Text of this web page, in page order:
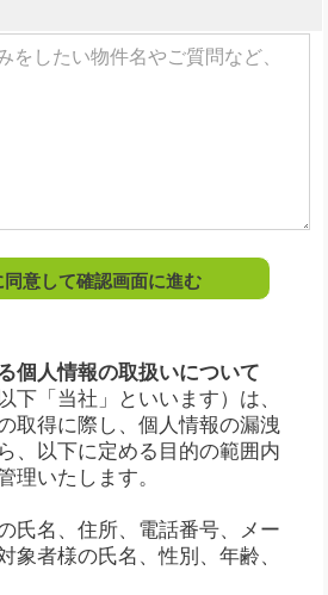
意して確認画面に進む
個人情報の取扱いについて
下「当社」といいます）は、
取得に際し、個人情報の漏洩
、以下に定める目的の範囲内
理いたします。
氏名、住所、電話番号、メー
象者様の氏名、性別、年齢、